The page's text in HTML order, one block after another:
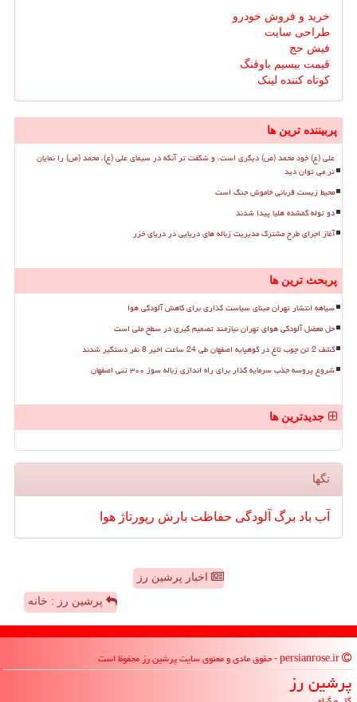
خرید و فروش خودرو
طراحی سایت
فیش حج
قیمت بیسیم باوفنگ
کوتاه کننده لینک
پربیننده ترین ها
علی (ع) خود محمد (ص) دیگری است، و شگفت تر آنکه در سیمای علی (ع)، محمد (ص) را نمایان
تر می توان دید
محیط زیست قربانی خاموش جنگ است
دو توله گمشده هلیا پیدا شدند
آغاز اجرای طرح مشترک مدیریت زباله های دریایی در دریای خزر
پربحث ترین ها
سیاهه انتشار تهران مبنای سیاست گذاری برای کاهش آلودگی هوا
حل معضل آلودگی هوای تهران نیازمند تصمیم گیری در سطح ملی است
کشف 2 تن چوب تاغ در کوهپایه اصفهان طی 24 ساعت اخیر 8 نفر دستگیر شدند
شروع پروسه جذب سرمایه گذار برای راه اندازی زباله سوز ۳۰۰ تنی اصفهان
جدیدترین ها
تگها
آب باد برگ آلودگی حفاظت بارش رپورتاژ هوا
اخبار پرشین رز
پرشین رز : خانه
پرشین رز